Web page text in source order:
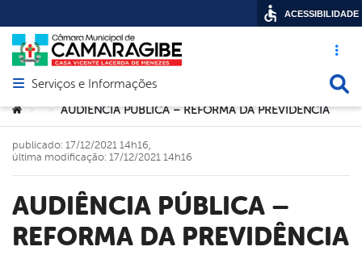
Acesso
Abrir menu principal de navegação
Serviços e Informações
Você está aqui:
> > AUDIÊNCIA PÚBLICA – REFORMA DA PREVIDÊNCIA
AUDIÊNCIA PÚBLICA –
REFORMA DA PREVIDÊNCIA
publicado: 17/12/2021 14h16,
última modificação: 17/12/2021 14h16
ACESSIBILIDADE